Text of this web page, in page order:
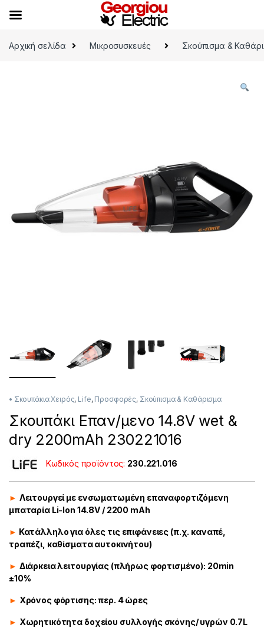
Αρχική σελίδα
Μικροσυσκευές Σκούπισμα &
• Σκουπάκια Χειρός, Life, Προσφορές, Σκούπισμα & Καθάρισμα
Σκουπάκι Επαν/μενο 14.8V wet &
dry 2200mAh 230221016
Κωδικός προϊόντος: 230.221.016
► Λειτουργεί με ενσωματωμένη επαναφορτιζόμενη
μπαταρία Li-Ion 14.8V / 2200 mAh
► Κατάλληλο για όλες τις επιφάνειες (π.χ. καναπέ,
τραπέζι, καθίσματα αυτοκινήτου)
► Διάρκεια λειτουργίας (πλήρως φορτισμένο): 20min
±10%
► Χρόνος φόρτισης: περ. 4 ώρες
► Χωρητικότητα δοχείου συλλογής σκόνης/ υγρών 0.7L